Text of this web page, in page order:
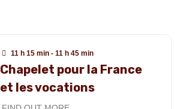
11 h 15 min - 11 h 45 min
Chapelet pour la France
et les vocations